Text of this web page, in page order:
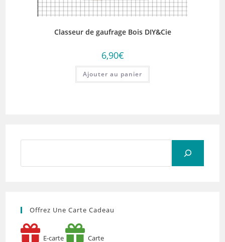
Classeur de gaufrage Bois DIY&Cie
6,90€
Ajouter au panier
Offrez Une Carte Cadeau
E-carte Carte